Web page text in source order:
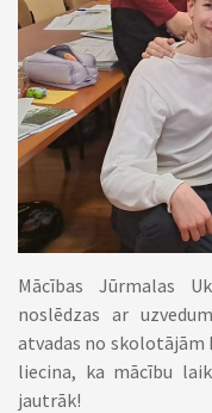
Mācības Jūrmalas
noslēdzas ar
atvadas no skolotājām
liecina, ka mācību
jautrāk!